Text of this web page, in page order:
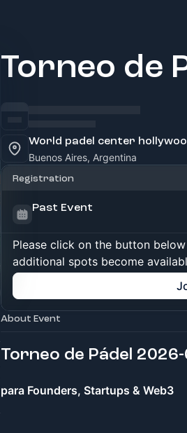
Torneo de
World padel center
Buenos Aires, Argentina
Registration
Past Event
Please click on the button
additional spots become
About Event
Torneo de Pádel
para Founders, Startups & Web3